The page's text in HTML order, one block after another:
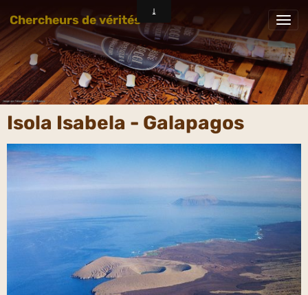
Chercheurs de vérités
Isola Isabela - Galapagos